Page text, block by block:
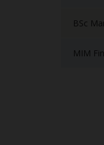
BSc
MIM